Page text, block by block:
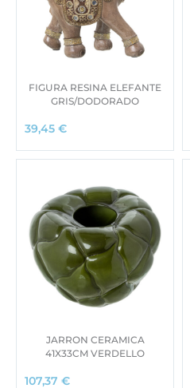
FIGURA RESINA ELEFANTE
GRIS/DODORADO
39,45 €
JARRON CERAMICA
41X33CM VERDELLO
107,37 €